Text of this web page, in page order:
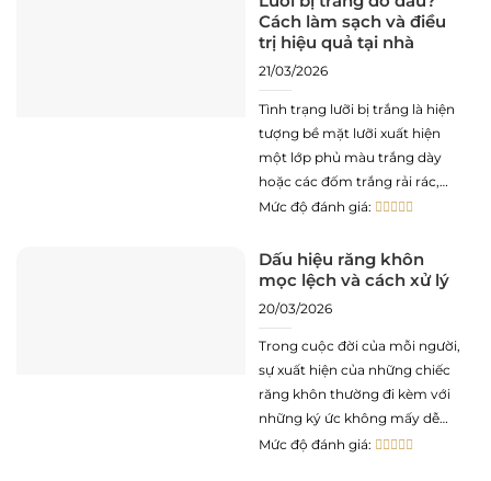
không chỉ gây ảnh hưởng
Cách làm sạch và điều
trị hiệu quả tại nhà
21/03/2026
Tình trạng lưỡi bị trắng là hiện
tượng bề mặt lưỡi xuất hiện
một lớp phủ màu trắng dày
hoặc các đốm trắng rải rác,
gây ra sự lo lắng về mặt thẩm
ẩn về sức khỏe răng miệng.
Đây là vấn đề cần
Mức độ đánh giá:
Dấu hiệu răng khôn
mọc lệch và cách xử lý
20/03/2026
Trong cuộc đời của mỗi người,
sự xuất hiện của những chiếc
răng khôn thường đi kèm với
những ký ức không mấy dễ
chịu. Đặc biệt là tình trạng
Mức độ đánh giá: